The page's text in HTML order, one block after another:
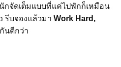
กจัดเต็มแบบที่แค่ไปพักก็เหมือน
รีบจองแล้วมา Work Hard,
นดีกว่า